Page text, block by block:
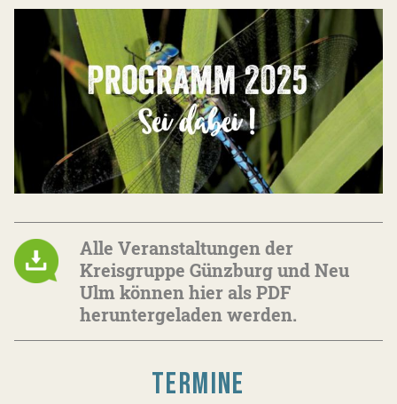
Alle Veranstaltungen der
Kreisgruppe Günzburg und Neu
Ulm können hier als PDF
heruntergeladen werden.
TERMINE